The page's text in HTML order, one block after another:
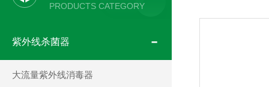
PRODUCTS CATEGORY
紫外线杀菌器
大流量紫外线消毒器